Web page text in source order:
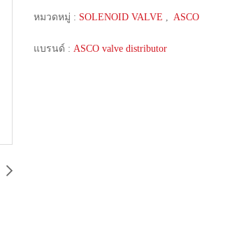
หมวดหมู่ : SOLENOID VALVE , ASCO
แบรนด์ : ASCO valve distributor